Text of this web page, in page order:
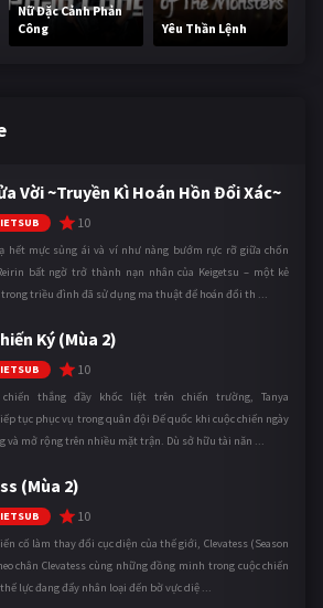
Nữ Đặc Cảnh Phản
Công
Yêu Thần Lệnh
Vời ~Truyền Kì Hoán Hồn Đổi Xác~
10
hết mực sủng ái và ví như nàng bướm rực rỡ giữa chốn
bất ngờ trở thành nạn nhân của Keigetsu – một kẻ
triều đình đã sử dụng ma thuật để hoán đổi th ...
Ký (Mùa 2)
10
chiến thắng đầy khốc liệt trên chiến trường, Tanya
tục phục vụ trong quân đội Đế quốc khi cuộc chiến ngày
và mở rộng trên nhiều mặt trận. Dù sở hữu tài năn ...
(Mùa 2)
10
cố làm thay đổi cục diện của thế giới, Clevatess (Season
chân Clevatess cùng những đồng minh trong cuộc chiến
lực đang đẩy nhân loại đến bờ vực diệ ...